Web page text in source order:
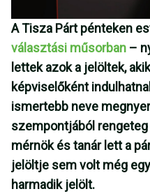
A Tisza Párt pénteken
választási műsorban –
lettek azok a jelöltek,
képviselőként
ismertebb neve
szempontjából
mérnök és tanár lett a
jelöltje sem volt még
harmadik jelölt.